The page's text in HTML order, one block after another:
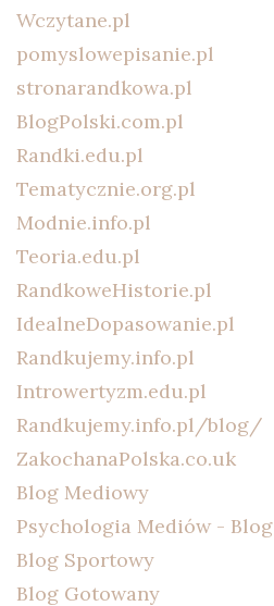
Wczytane.pl
pomyslowepisanie.pl
stronarandkowa.pl
BlogPolski.com.pl
Randki.edu.pl
Tematycznie.org.pl
Modnie.info.pl
Teoria.edu.pl
RandkoweHistorie.pl
IdealneDopasowanie.pl
Randkujemy.info.pl
Introwertyzm.edu.pl
Randkujemy.info.pl/blog/
ZakochanaPolska.co.uk
Blog Mediowy
Psychologia Mediów - Blog
Blog Sportowy
Blog Gotowany